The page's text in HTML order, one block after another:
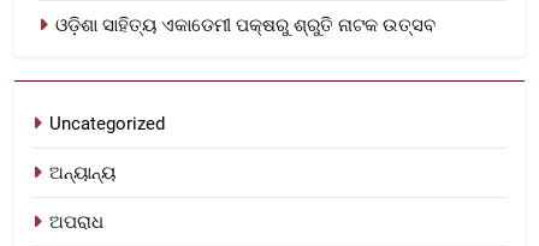
ଓଡ଼ିଶା ସାହିତ୍ୟ ଏକାଡେମୀ ପକ୍ଷରୁ ଶ୍ରୁତି ନାଟକ ଉତ୍ସବ
Uncategorized
ଅନ୍ୟାନ୍ୟ
ଅପରାଧ